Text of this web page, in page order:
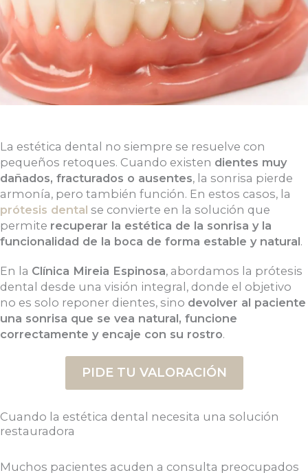
La estética dental no siempre se resuelve con
pequeños retoques. Cuando existen dientes muy
dañados, fracturados o ausentes, la sonrisa pierde
armonía, pero también función. En estos casos, la
prótesis dental se convierte en la solución que
permite recuperar la estética de la sonrisa y la
funcionalidad de la boca de forma estable y natural.
En la Clínica Mireia Espinosa, abordamos la prótesis
dental desde una visión integral, donde el objetivo
no es solo reponer dientes, sino devolver al paciente
una sonrisa que se vea natural, funcione
correctamente y encaje con su rostro.
PIDE TU VALORACIÓN
Cuando la estética dental necesita una solución
restauradora
Muchos pacientes acuden a consulta preocupados